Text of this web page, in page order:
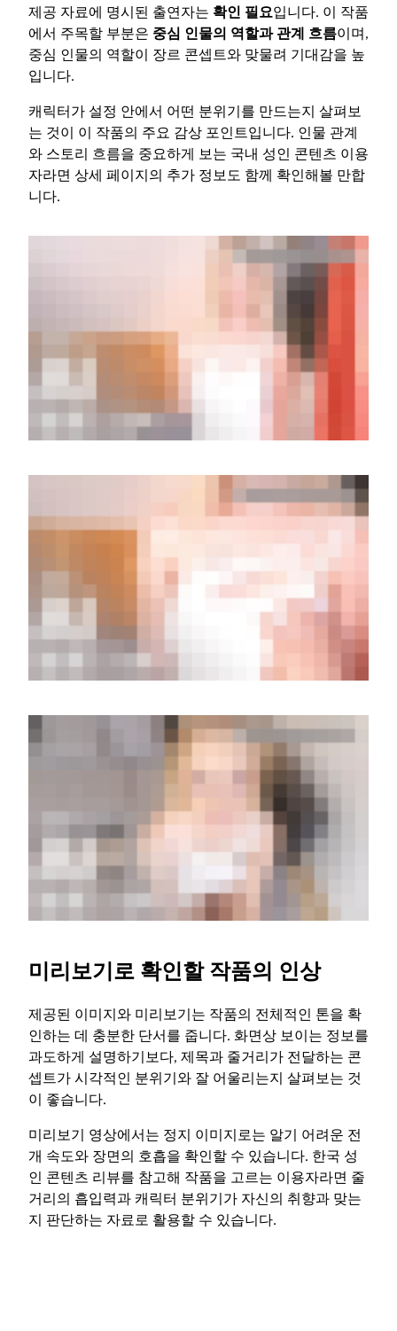
제공 자료에 명시된 출연자는 확인 필요입니다. 이 작품
에서 주목할 부분은 중심 인물의 역할과 관계 흐름이며,
중심 인물의 역할이 장르 콘셉트와 맞물려 기대감을 높
입니다.
캐릭터가 설정 안에서 어떤 분위기를 만드는지 살펴보
는 것이 이 작품의 주요 감상 포인트입니다. 인물 관계
와 스토리 흐름을 중요하게 보는 국내 성인 콘텐츠 이용
자라면 상세 페이지의 추가 정보도 함께 확인해볼 만합
니다.
미리보기로 확인할 작품의 인상
제공된 이미지와 미리보기는 작품의 전체적인 톤을 확
인하는 데 충분한 단서를 줍니다. 화면상 보이는 정보를
과도하게 설명하기보다, 제목과 줄거리가 전달하는 콘
셉트가 시각적인 분위기와 잘 어울리는지 살펴보는 것
이 좋습니다.
미리보기 영상에서는 정지 이미지로는 알기 어려운 전
개 속도와 장면의 호흡을 확인할 수 있습니다. 한국 성
인 콘텐츠 리뷰를 참고해 작품을 고르는 이용자라면 줄
거리의 흡입력과 캐릭터 분위기가 자신의 취향과 맞는
지 판단하는 자료로 활용할 수 있습니다.